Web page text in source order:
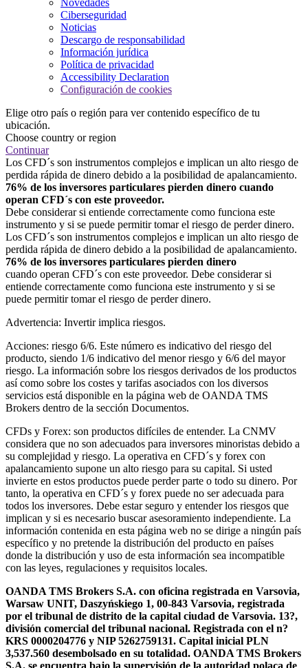
Novedades
Ciberseguridad
Noticias
Descargo de responsabilidad
Información jurídica
Política de privacidad
Accessibility Declaration
Configuración de cookies
Elige otro país o región para ver contenido específico de tu
ubicación.
Choose country or region
Continuar
Los CFD´s son instrumentos complejos e implican un alto riesgo de
perdida rápida de dinero debido a la posibilidad de apalancamiento.
76% de los inversores particulares pierden dinero cuando
operan CFD´s con este proveedor.
Debe considerar si entiende correctamente como funciona este
instrumento y si se puede permitir tomar el riesgo de perder dinero.
Los CFD´s son instrumentos complejos e implican un alto riesgo de
perdida rápida de dinero debido a la posibilidad de apalancamiento.
76% de los inversores particulares pierden dinero
cuando operan CFD´s con este proveedor. Debe considerar si
entiende correctamente como funciona este instrumento y si se
puede permitir tomar el riesgo de perder dinero.
Advertencia: Invertir implica riesgos.
Acciones: riesgo 6/6. Este número es indicativo del riesgo del
producto, siendo 1/6 indicativo del menor riesgo y 6/6 del mayor
riesgo. La información sobre los riesgos derivados de los productos
así como sobre los costes y tarifas asociados con los diversos
servicios está disponible en la página web de OANDA TMS
Brokers dentro de la sección Documentos.
CFDs y Forex: son productos difíciles de entender. La CNMV
considera que no son adecuados para inversores minoristas debido a
su complejidad y riesgo. La operativa en CFD´s y forex con
apalancamiento supone un alto riesgo para su capital. Si usted
invierte en estos productos puede perder parte o todo su dinero. Por
tanto, la operativa en CFD´s y forex puede no ser adecuada para
todos los inversores. Debe estar seguro y entender los riesgos que
implican y si es necesario buscar asesoramiento independiente. La
información contenida en esta página web no se dirige a ningún país
específico y no pretende la distribución del producto en países
donde la distribución y uso de esta información sea incompatible
con las leyes, regulaciones y requisitos locales.
OANDA TMS Brokers S.A. con oficina registrada en Varsovia,
Warsaw UNIT, Daszyńskiego 1, 00-843 Varsovia, registrada
por el tribunal de distrito de la capital ciudad de Varsovia. 13?,
división comercial del tribunal nacional. Registrada con el n?
KRS 0000204776 y NIP 5262759131. Capital inicial PLN
3,537.560 desembolsado en su totalidad. OANDA TMS Brokers